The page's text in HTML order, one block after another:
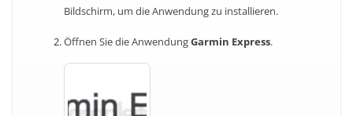
Bildschirm, um die Anwendung zu installieren.
Öffnen Sie die AnwendungGarmin Express.